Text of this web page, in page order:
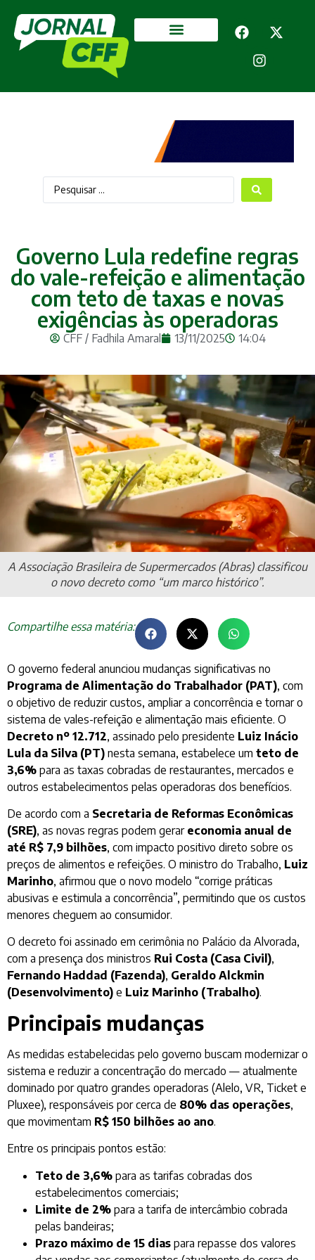
Governo Lula redefine regras
do vale-refeição e alimentação
com teto de taxas e novas
exigências às operadoras
CFF / Fadhila Amaral 13/11/2025 14:04
A Associação Brasileira de Supermercados (Abras) classificou
o novo decreto como “um marco histórico”.
Compartilhe essa matéria:
O governo federal anunciou mudanças significativas no
Programa de Alimentação do Trabalhador (PAT), com
o objetivo de reduzir custos, ampliar a concorrência e tornar o
sistema de vales-refeição e alimentação mais eficiente. O
Decreto nº 12.712, assinado pelo presidente Luiz Inácio
Lula da Silva (PT) nesta semana, estabelece um teto de
3,6% para as taxas cobradas de restaurantes, mercados e
outros estabelecimentos pelas operadoras dos benefícios.
De acordo com a Secretaria de Reformas Econômicas
(SRE), as novas regras podem gerar economia anual de
até R$ 7,9 bilhões, com impacto positivo direto sobre os
preços de alimentos e refeições. O ministro do Trabalho, Luiz
Marinho, afirmou que o novo modelo “corrige práticas
abusivas e estimula a concorrência”, permitindo que os custos
menores cheguem ao consumidor.
O decreto foi assinado em cerimônia no Palácio da Alvorada,
com a presença dos ministros Rui Costa (Casa Civil),
Fernando Haddad (Fazenda), Geraldo Alckmin
(Desenvolvimento) e Luiz Marinho (Trabalho).
Principais mudanças
As medidas estabelecidas pelo governo buscam modernizar o
sistema e reduzir a concentração do mercado — atualmente
dominado por quatro grandes operadoras (Alelo, VR, Ticket e
Pluxee), responsáveis por cerca de 80% das operações,
que movimentam R$ 150 bilhões ao ano.
Entre os principais pontos estão:
Teto de 3,6% para as tarifas cobradas dos
estabelecimentos comerciais;
Limite de 2% para a tarifa de intercâmbio cobrada
pelas bandeiras;
Prazo máximo de 15 dias para repasse dos valores